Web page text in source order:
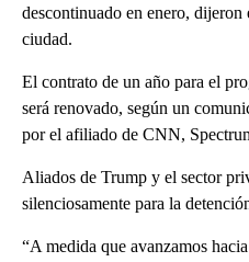
descontinuado en enero, dijeron
ciudad.
El contrato de un año para el
será renovado, según un
por el afiliado de CNN,
Aliados de Trump y el sector
silenciosamente para la
“A medida que avanzamos